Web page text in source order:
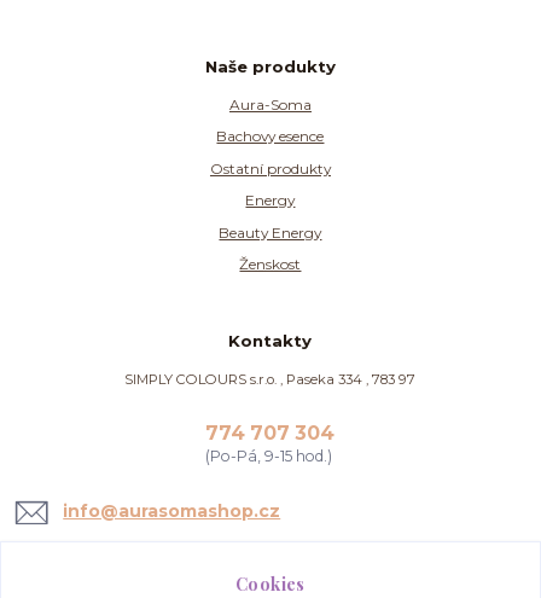
Naše produkty
Aura-Soma
Bachovy esence
Ostatní produkty
Energy
Beauty Energy
Ženskost
Kontakty
SIMPLY COLOURS s.r.o. , Paseka 334 , 783 97
774 707 304
(Po-Pá, 9-15 hod.)
info@aurasomashop.cz
Cookies